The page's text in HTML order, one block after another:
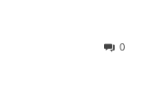
0